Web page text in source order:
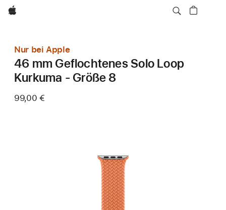
Apple
Nur bei Apple
46 mm Geflochtenes Solo Loop
Kurkuma - Größe 8
99,00 €